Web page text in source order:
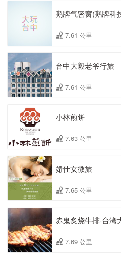
鹅牌气密窗(鹅牌科
7.61 公里
台中大毅老爷行旅
7.61 公里
小林煎饼
7.63 公里
婧仕女微旅
7.65 公里
赤鬼炙烧牛排-台湾
7.69 公里